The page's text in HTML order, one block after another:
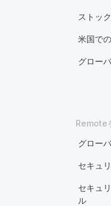
ストッ
米国で
グロー
Remote
グロー
セキュ
セキュ
ル